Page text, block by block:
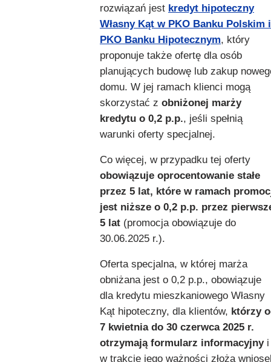
rozwiązań jest kredyt hipoteczny
Własny Kąt w PKO Banku Polskim i
PKO Banku Hipotecznym, który
proponuje także ofertę dla osób
planujących budowę lub zakup
domu. W jej ramach klienci mogą
skorzystać z obniżonej marży
kredytu o 0,2 p.p., jeśli spełnią
warunki oferty specjalnej.
Co więcej, w przypadku tej oferty
obowiązuje oprocentowanie stałe
przez 5 lat, które w ramach
jest niższe o 0,2 p.p. przez
5 lat (promocja obowiązuje do
30.06.2025 r.).
Oferta specjalna, w której marża
obniżana jest o 0,2 p.p., obowiązuje
dla kredytu mieszkaniowego Własny
Kąt hipoteczny, dla klientów, którzy
7 kwietnia do 30 czerwca 2025 r.
otrzymają formularz informacyjnyi
w trakcie jego ważności złożą